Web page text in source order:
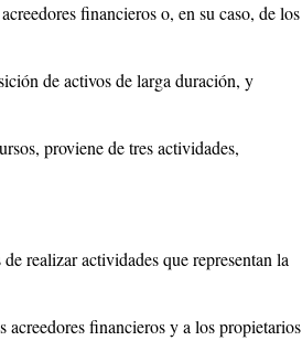
financieros o, en su caso, de los
de activos de larga duración, y
proviene de tres actividades,
realizar actividades que representan la
financieros y a los propietarios